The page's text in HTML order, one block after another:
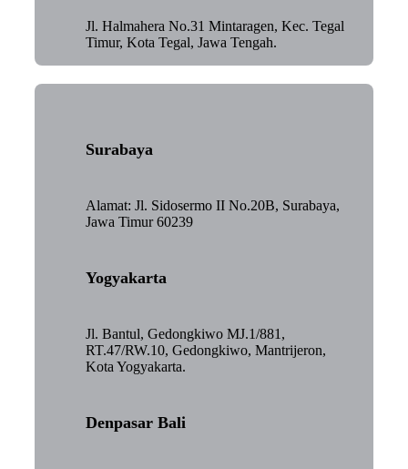
Jl. Halmahera No.31 Mintaragen, Kec. Tegal
Timur, Kota Tegal, Jawa Tengah.
Surabaya
Alamat: Jl. Sidosermo II No.20B, Surabaya,
Jawa Timur 60239
Yogyakarta
Jl. Bantul, Gedongkiwo MJ.1/881,
RT.47/RW.10, Gedongkiwo, Mantrijeron,
Kota Yogyakarta.
Denpasar Bali